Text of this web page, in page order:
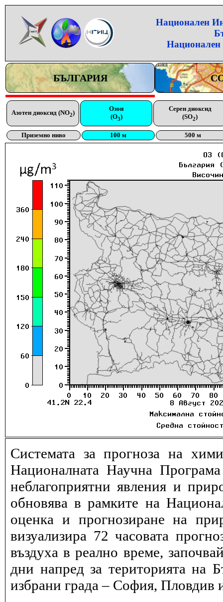
Национален
Национален
БЪЛГАРИЯ
Азотен диоксид (NO2)
Озон
(O3)
Серен диоксид
(SO2)
Приземно ниво 100 м 500 м
Системата за прогноза на
Националната Научна
неблагоприятни явления и
обновява в рамките на
оценка и прогнозиране на
визуализира 72 часовата
въздуха в реално време,
дни напред за територията на
избрани града – София, Пловдив